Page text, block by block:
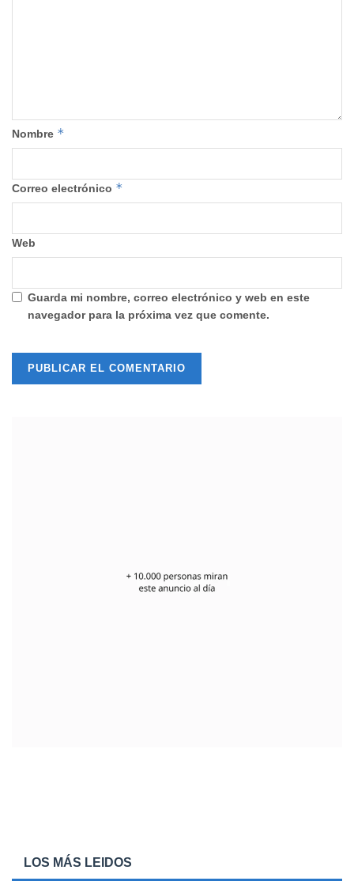
Nombre *
Correo electrónico *
Web
Guarda mi nombre, correo electrónico y web en este
navegador para la próxima vez que comente.
LOS MÁS LEIDOS